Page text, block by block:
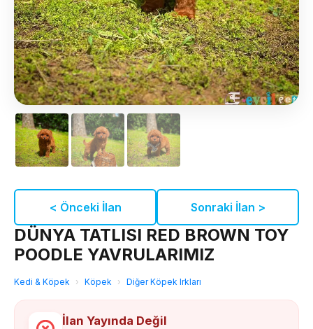
< Önceki İlan Sonraki İlan >
DÜNYA TATLISI RED BROWN TOY
POODLE YAVRULARIMIZ
Kedi & Köpek › Köpek › Diğer Köpek Irkları
İlan Yayında Değil